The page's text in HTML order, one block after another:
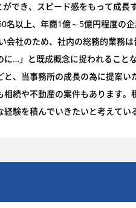
でき、スピード感をもって成長
以上、年商1億～5億円程度の
社のため、社内の総務的業務は
…」と既成概念に捉われること
、当事務所の成長の為に提案
相続や不動産の案件もあります
経験を積んでいきたいと考えて